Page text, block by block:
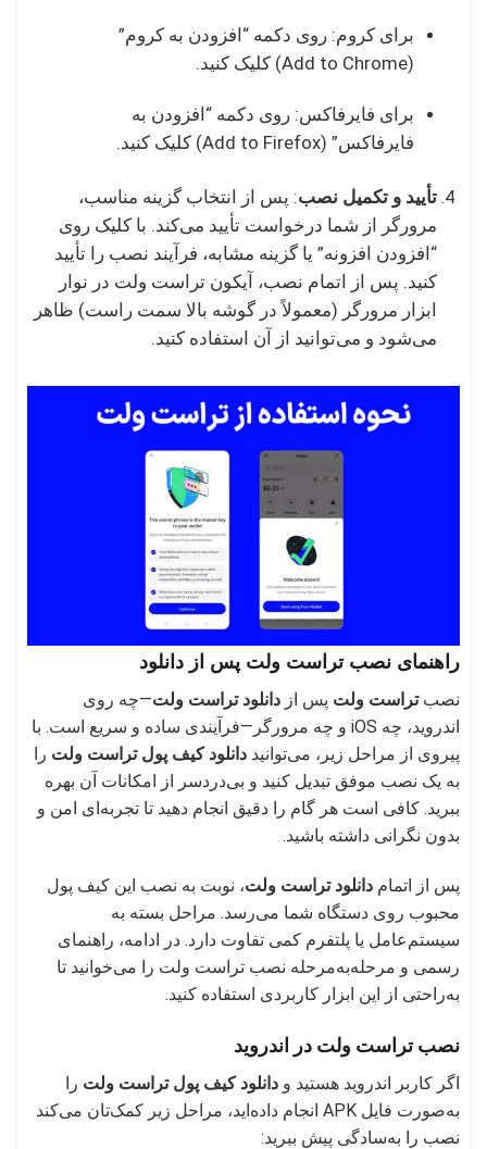
برای کروم: روی دکمه “افزودن به کروم”
(Add to Chrome) کلیک کنید.
برای فایرفاکس: روی دکمه “افزودن به
فایرفاکس” (Add to Firefox) کلیک کنید.
تأیید و تکمیل نصب: پس از انتخاب گزینه مناسب،
مرورگر از شما درخواست تأیید می‌کند. با کلیک روی
“افزودن افزونه” یا گزینه مشابه، فرآیند نصب را تأیید
کنید. پس از اتمام نصب، آیکون تراست ولت در نوار
ابزار مرورگر (معمولاً در گوشه بالا سمت راست) ظاهر
می‌شود و می‌توانید از آن استفاده کنید.
راهنمای نصب تراست ولت پس از دانلود
نصبتراست ولت پس از دانلود تراست ولت—چه روی
اندروید، چه iOS و چه مرورگر—فرآیندی ساده و سریع است. با
پیروی از مراحل زیر، می‌توانید دانلود کیف پول تراست ولت را
به یک نصب موفق تبدیل کنید و بی‌دردسر از امکانات آن بهره
ببرید. کافی است هر گام را دقیق انجام دهید تا تجربه‌ای امن و
بدون نگرانی داشته باشید.
پس از اتمام دانلود تراست ولت، نوبت به نصب این کیف پول
محبوب روی دستگاه شما می‌رسد. مراحل بسته به
سیستم‌عامل یا پلتفرم کمی تفاوت دارد. در ادامه، راهنمای
رسمی و مرحله‌به‌مرحله نصب تراست ولت را می‌خوانید تا
به‌راحتی از این ابزار کاربردی استفاده کنید.
نصب تراست ولت در اندروید
اگر کاربر اندروید هستید و دانلود کیف پول تراست ولت را
به‌صورت فایل APK انجام داده‌اید، مراحل زیر کمک‌تان می‌کند
نصب را به‌سادگی پیش ببرید: